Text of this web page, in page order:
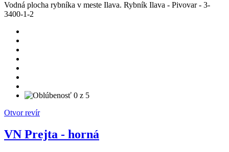
Vodná plocha rybníka v meste Ilava. Rybník Ilava - Pivovar - 3-
3400-1-2
Otvor revír
VN Prejta - horná